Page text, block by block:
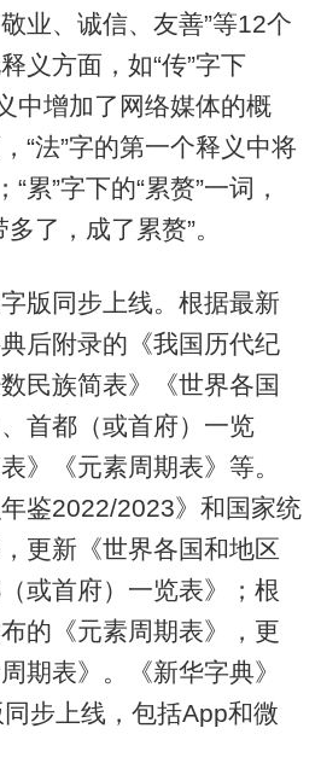
业、诚信、友善”等12个
义方面，如“传”字下
中增加了网络媒体的概
“法”字的第一个释义中将
累”字下的“累赘”一词，
了，成了累赘”。
同步上线。根据最新
后附录的《我国历代纪
民族简表》《世界各国
首都（或首府）一览
》《元素周期表》等。
鉴2022/2023》和国家统
更新《世界各国和地区
或首府）一览表》；根
的《元素周期表》，更
期表》。《新华字典》
同步上线，包括App和微